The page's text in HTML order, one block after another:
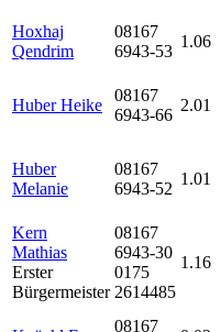
Hoxhaj
Qendrim
08167
6943-53
1.06
Huber Heike
08167
6943-66
2.01
Huber
Melanie
08167
6943-52
1.01
Kern
Mathias
Erster
Bürgermeister
08167
6943-30
0175
2614485
1.16
08167